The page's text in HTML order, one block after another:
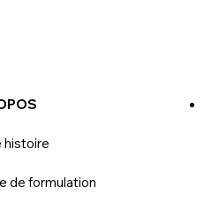
histoire
de formulation